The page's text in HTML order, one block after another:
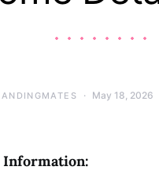
May 18, 2026
Information: